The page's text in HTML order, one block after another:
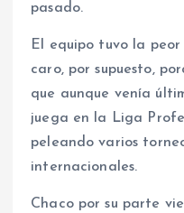
pasado.
El equipo tuvo la
caro, por supuesto,
que aunque venía
juega en la Liga
peleando varios
internacionales.
Chaco por su parte